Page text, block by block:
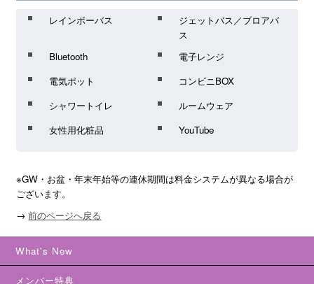
レインボーバス
ジェットバス／ブロアバ
ス
Bluetooth
電子レンジ
電気ポット
コンビニBOX
シャワートイレ
ルームウェア
女性用化粧品
YouTube
※GW・お盆・年末年始等の連休期間は料金システムが異なる場合が
ございます。
→ 前のページへ戻る
What's New
メンバー特典